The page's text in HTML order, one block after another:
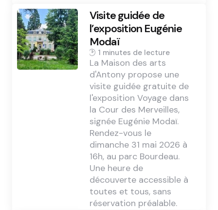
Visite guidée de
l’exposition Eugénie
Modaï
1 min
La Maison des arts
d'Antony propose une
visite guidée gratuite de
l'exposition Voyage dans
la Cour des Merveilles,
signée Eugénie Modaï.
Rendez-vous le
dimanche 31 mai 2026 à
16h, au parc Bourdeau.
Une heure de
découverte accessible à
toutes et tous, sans
réservation préalable.